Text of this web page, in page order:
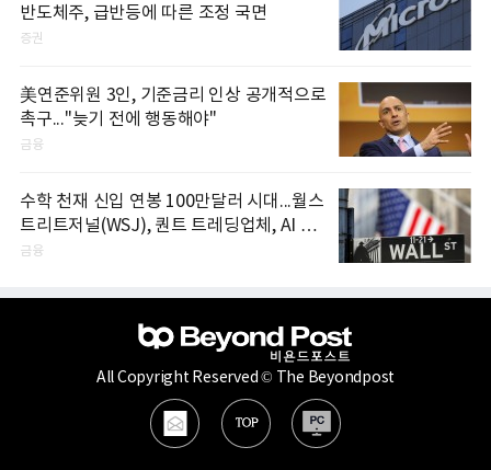
반도체주, 급반등에 따른 조정 국면
증권
美연준위원 3인, 기준금리 인상 공개적으로
촉구..."늦기 전에 행동해야"
금융
수학 천재 신입 연봉 100만달러 시대...월스
트리트저널(WSJ), 퀀트 트레딩업체, AI 기
업들 인재 확보 경쟁
금융
All Copyright Reserved © The Beyondpost